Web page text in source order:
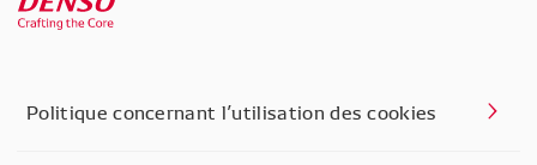
Politique concernant l’utilisation des cookies